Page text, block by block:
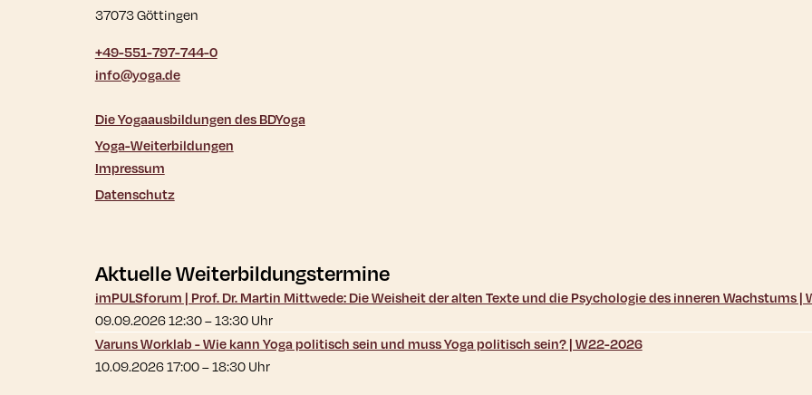
37073 Göttingen
+49-551-797-744-0
info@yoga.de
Die Yogaausbildungen des BDYoga
Yoga-Weiterbildungen
Impressum
Datenschutz
Aktuelle Weiterbildungstermine
imPULSforum | Prof. Dr. Martin Mittwede: Die Weisheit der alten Texte und die Psychologie des inneren Wachstums |
09.09.2026 12:30–13:30Uhr
Varuns Worklab - Wie kann Yoga politisch sein und muss Yoga politisch sein? | W22-2026
10.09.2026 17:00–18:30Uhr